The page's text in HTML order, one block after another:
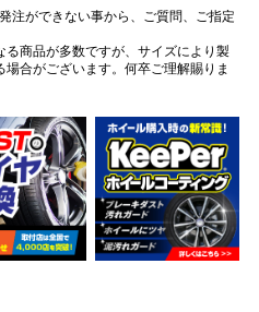
注ができない事から、ご質問、ご指定
商品が多数ですが、サイズにより製
合がございます。何卒ご理解賜りま